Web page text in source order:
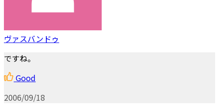
ヴァスバンドゥ
ですね。
Good
2006/09/18